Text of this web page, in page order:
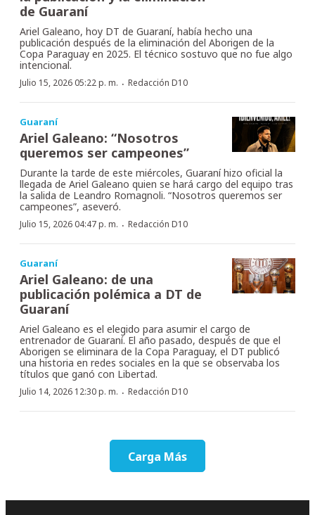
de Guaraní
Ariel Galeano, hoy DT de Guaraní, había hecho una
publicación después de la eliminación del Aborigen de la
Copa Paraguay en 2025. El técnico sostuvo que no fue algo
intencional.
Julio 15, 2026 05:22 p. m. · Redacción D10
Guaraní
Ariel Galeano: “Nosotros
queremos ser campeones”
Durante la tarde de este miércoles, Guaraní hizo oficial la
llegada de Ariel Galeano quien se hará cargo del equipo tras
la salida de Leandro Romagnoli. “Nosotros queremos ser
campeones”, aseveró.
Julio 15, 2026 04:47 p. m. · Redacción D10
Guaraní
Ariel Galeano: de una
publicación polémica a DT de
Guaraní
Ariel Galeano es el elegido para asumir el cargo de
entrenador de Guaraní. El año pasado, después de que el
Aborigen se eliminara de la Copa Paraguay, el DT publicó
una historia en redes sociales en la que se observaba los
títulos que ganó con Libertad.
Julio 14, 2026 12:30 p. m. · Redacción D10
Carga Más